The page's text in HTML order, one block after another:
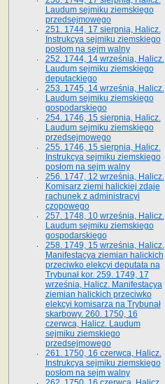
Laudum sejmiku ziemskiego
przedsejmowego
251. 1744, 17 sierpnia, Halicz.
Instrukcya sejmiku ziemskiego
posłom na sejm walny
252. 1744, 14 września, Halicz.
Laudum sejmiku ziemskiego
deputackiego
253. 1745, 14 września, Halicz.
Laudum sejmiku ziemskiego
gospodarskiego
254. 1746, 15 sierpnia, Halicz.
Laudum sejmiku ziemskiego
przedsejmowego
255. 1746, 15 sierpnia, Halicz.
Instrukcya sejmiku ziemskiego
posłom na sejm walny
256. 1747, 12 września, Halicz.
Komisarz ziemi halickiej zdaje
rachunek z administracyi
czopowego
257. 1748, 10 września, Halicz.
Laudum sejmiku ziemskiego
gospodarskiego
258. 1749, 15 września, Halicz.
Manifestacya ziemian halickich
przeciwko elekcyi deputata na
Trybunał kor. 259. 1749, 17
września, Halicz. Manifestacya
ziemian halickich przeciwko
elekcyi komisarza na Trybunał
skarbowy. 260. 1750, 16
czerwca, Halicz. Laudum
sejmiku ziemskiego
przedsejmowego
261. 1750, 16 czerwca, Halicz.
Instrukcya sejmiku ziemskiego
posłom na sejm walny